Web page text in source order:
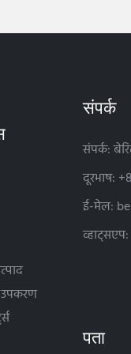
पसंदीदा पिक्स
संपर्क
संपर्क:
दूरभाष:
ई-मेल:
पता